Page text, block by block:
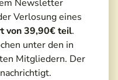
Newsletter
Verlosung eines
von 39,90€ teil.
unter den in
Mitgliedern. Der